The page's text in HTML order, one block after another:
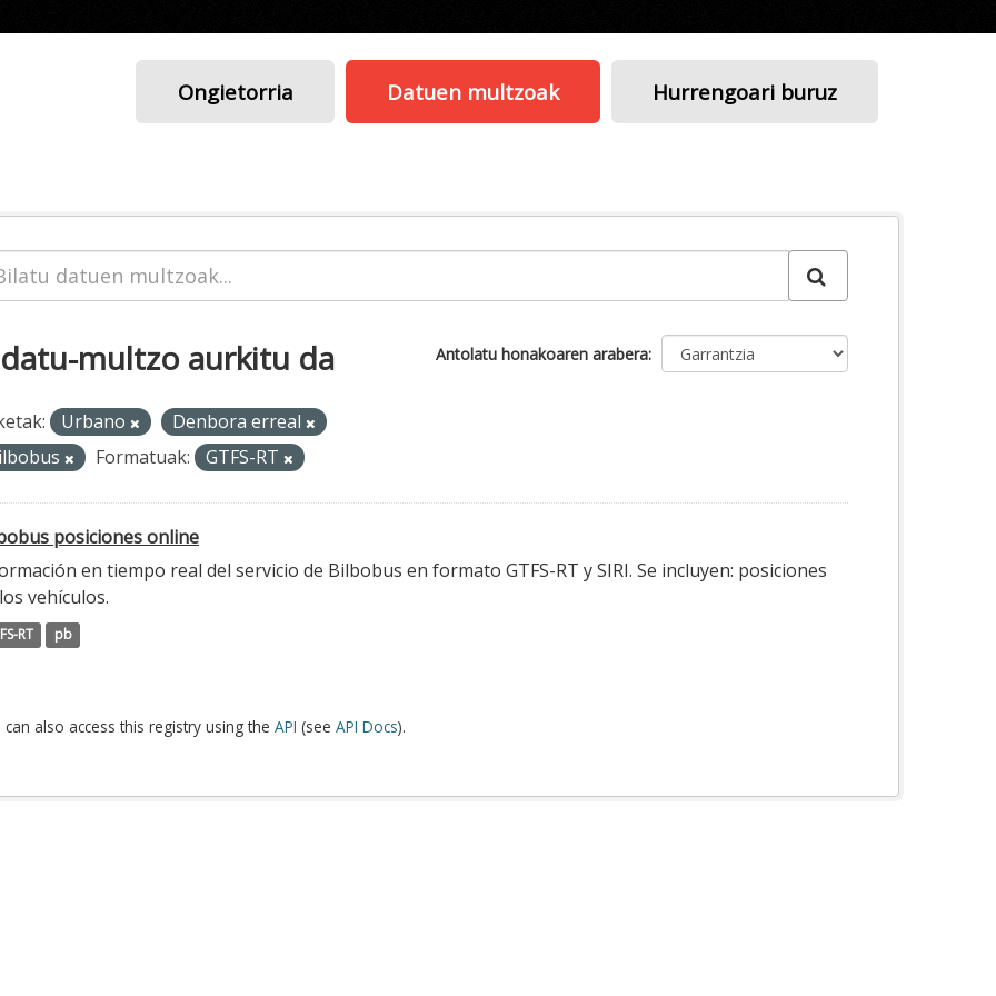
Ongietorria Datuen multzoak Hurrengoari buruz
Antolatu honakoaren arabera
multzo aurkitu da
Urbano
Denbora erreal
Formatuak: GTFS-RT
posiciones online
en tiempo real del servicio de Bilbobus en formato GTFS-RT y SIRI. Se incluyen: posiciones
vehículos.
RT pb
can also access this registry using the API (see API Docs).